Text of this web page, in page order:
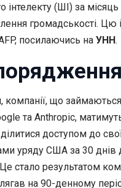
(ШІ) за місяць
громадськості.
посилаючись на УНН.
компанії, що
та Anthropic,
доступом до
уряду США за 30 днів
стало результатом
на 90-денному